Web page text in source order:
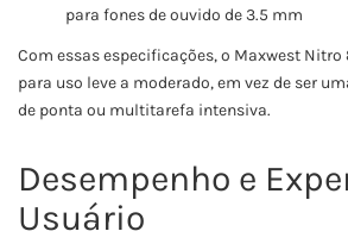
para fones de ouvido de 3.5 mm
Com essas especificações, o Maxwest Nitro
para uso leve a moderado, em vez de ser
de ponta ou multitarefa intensiva.
Desempenho e
Usuário